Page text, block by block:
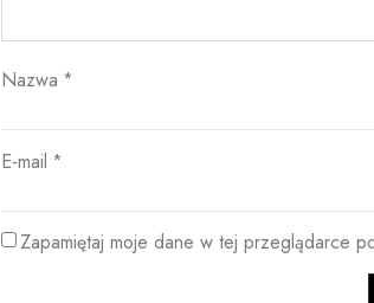
Nazwa *
E-mail *
Zapamiętaj moje dane w tej przeglądarce